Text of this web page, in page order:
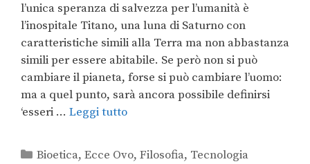
l’unica speranza di salvezza per l’umanità è
l’inospitale Titano, una luna di Saturno con
caratteristiche simili alla Terra ma non abbastanza
simili per essere abitabile. Se però non si può
cambiare il pianeta, forse si può cambiare l’uomo:
ma a quel punto, sarà ancora possibile definirsi
‘esseri … Leggi tutto
Bioetica,Ecce Ovo,Filosofia, Tecnologia